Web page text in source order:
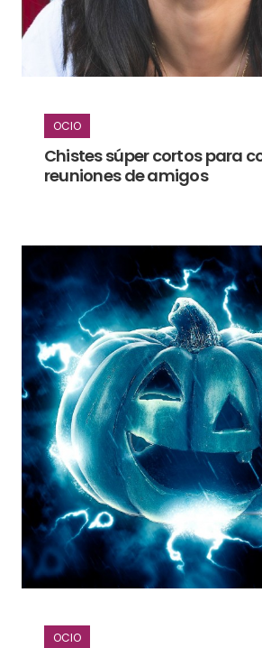
OCIO
Chistes súper cortos para
reuniones de amigos
OCIO